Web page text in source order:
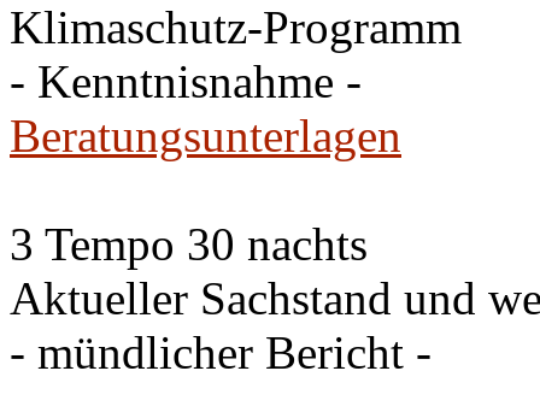
Klimaschutz-Programm
- Kenntnisnahme -
Beratungsunterlagen
3 Tempo 30 nachts
Aktueller Sachstand und
- mündlicher Bericht -